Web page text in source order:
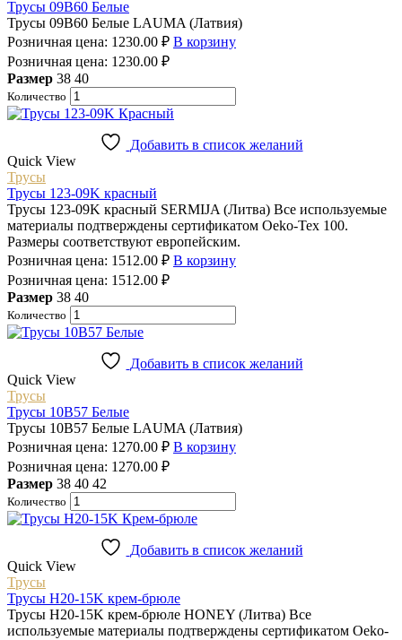
Трусы 09B60 Белые
Трусы 09B60 Белые LAUMA (Латвия)
Розничная цена: 1230.00 ₽ В корзину
Розничная цена: 1230.00 ₽
Размер 38 40
Количество
Добавить в список желаний
Quick View
Трусы
Трусы 123-09K красный
Трусы 123-09K красный SERMIJA (Литва) Все используемые
материалы подтверждены сертификатом Oeko-Tex 100.
Размеры соответствуют европейским.
Розничная цена: 1512.00 ₽ В корзину
Розничная цена: 1512.00 ₽
Размер 38 40
Количество
Добавить в список желаний
Quick View
Трусы
Трусы 10B57 Белые
Трусы 10B57 Белые LAUMA (Латвия)
Розничная цена: 1270.00 ₽ В корзину
Розничная цена: 1270.00 ₽
Размер 38 40 42
Количество
Добавить в список желаний
Quick View
Трусы
Трусы H20-15K крем-брюле
Трусы H20-15K крем-брюле HONEY (Литва) Все
используемые материалы подтверждены сертификатом Oeko-